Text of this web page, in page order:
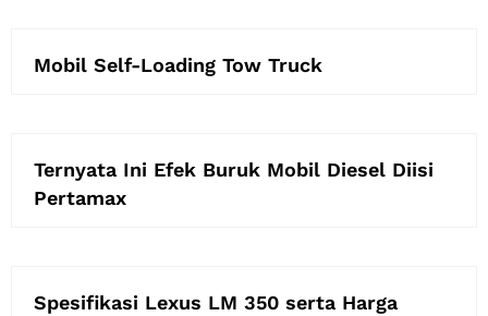
Mobil Self-Loading Tow Truck
Ternyata Ini Efek Buruk Mobil Diesel Diisi
Pertamax
Spesifikasi Lexus LM 350 serta Harga